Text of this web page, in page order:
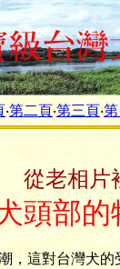
‧第二頁‧第三頁‧
從老相片
頭部的
這對台灣犬的